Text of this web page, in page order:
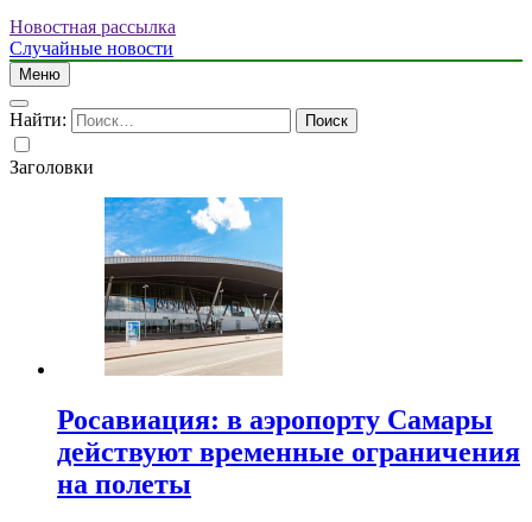
Новостная рассылка
Случайные новости
Меню
Найти:
Заголовки
Росавиация: в аэропорту Самары
действуют временные ограничения
на полеты